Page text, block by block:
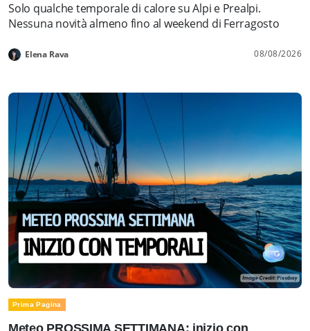
Solo qualche temporale di calore su Alpi e Prealpi.
Nessuna novità almeno fino al weekend di Ferragosto
Elena Rava 08/08/2026
Prima Pagina